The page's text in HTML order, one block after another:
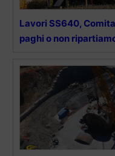
Lavori SS640,
paghi o non